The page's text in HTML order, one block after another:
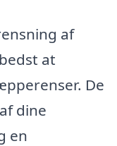
af
at
De
dine
en